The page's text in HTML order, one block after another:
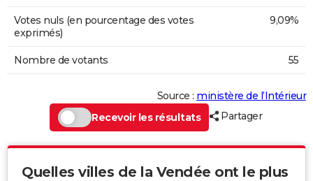
Votes nuls (en pourcentage des votes
exprimés)
9,09%
Nombre de votants 55
Source : ministère de l’Intérieur
Recevoir les résultats
Partager
Quelles villes de la Vendée ont le plus